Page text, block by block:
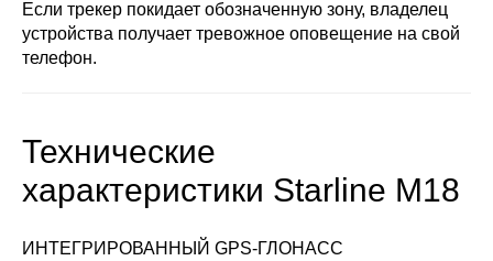
Если трекер покидает обозначенную зону, владелец
устройства получает тревожное оповещение на свой
телефон.
Технические
характеристики Starline M18
ИНТЕГРИРОВАННЫЙ GPS-ГЛОНАСС